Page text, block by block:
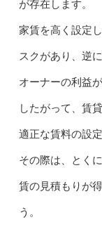
が存在します。
家賃を高く設定
スクがあり、逆
オーナーの利益
したがって、賃
適正な賃料の設
その際は、とく
賃の見積もりが
う。